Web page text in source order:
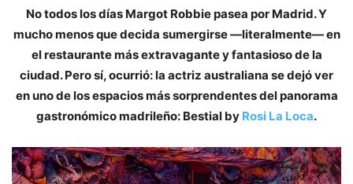
No todos los días Margot Robbie pasea por Madrid. Y
mucho menos que decida sumergirse —literalmente— en
el restaurante más extravagante y fantasioso de la
ciudad. Pero sí, ocurrió: la actriz australiana se dejó ver
en uno de los espacios más sorprendentes del panorama
gastronómico madrileño: Bestial by Rosi La Loca.